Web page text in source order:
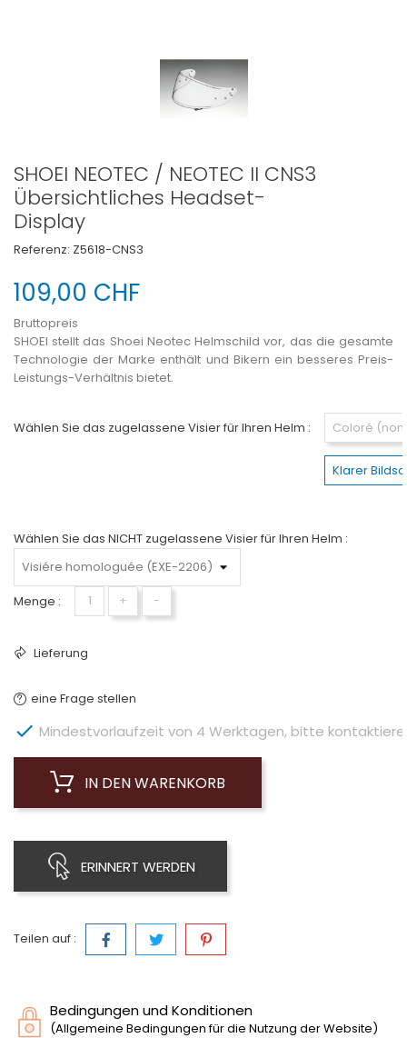
SHOEI NEOTEC / NEOTEC II CNS3
Übersichtliches Headset-
Display
Referenz: Z5618-CNS3
109,00 CHF
Bruttopreis
SHOEI stellt das Shoei Neotec Helmschild vor, das die gesamte
Technologie der Marke enthält und Bikern ein besseres Preis-
Leistungs-Verhältnis bietet.
Wählen Sie das zugelassene Visier für Ihren Helm : Coloré
Klarer
Wählen Sie das NICHT zugelassene Visier für Ihren Helm :
Menge : + −
Lieferung
eine Frage stellen
 Mindestvorlaufzeit von 4 Werktagen, bitte
IN DEN WARENKORB
ERINNERT WERDEN
Teilen auf :
Bedingungen und Konditionen
(Allgemeine Bedingungen für die Nutzung der Website)